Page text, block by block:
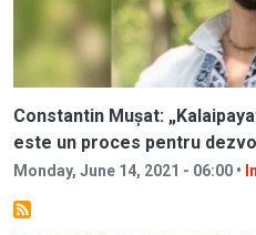
Constantin Mușat:
este un proces pentru
Monday, June 14, 2021 - 06:00 •